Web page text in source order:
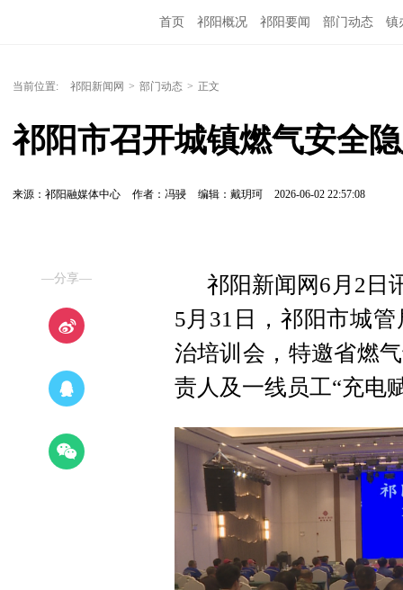
首页 祁阳概况 祁阳要闻 部门动态 镇
当前位置: 祁阳新闻网 > 部门动态 > 正文
祁阳市召开城镇燃气安全
来源：祁阳融媒体中心 作者：冯骎 编辑：戴玥珂 2026-06-02 22:57:08
—分享—
祁阳新闻网6月2日
5月31日，祁阳市城
治培训会，特邀省燃
责人及一线员工“充电